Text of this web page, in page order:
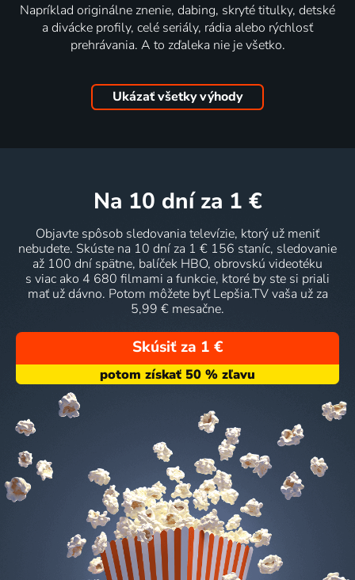
Napríklad originálne znenie, dabing, skryté titulky, detské
a divácke profily, celé seriály, rádia alebo rýchlosť
prehrávania. A to zďaleka nie je všetko.
Ukázať všetky výhody
na 10 dní za 1 €
Objavte spôsob sledovania televízie, ktorý už meniť
nebudete. Skúste na 10 dní za 1 € 156 staníc, sledovanie
až 100 dní spätne, balíček HBO, obrovskú videotéku
s viac ako 4 680 filmami a funkcie, ktoré by ste si priali
mať už dávno. Potom môžete byť Lepšia.TV vaša už za
5,99 € mesačne.
Skúsiť za 1 €